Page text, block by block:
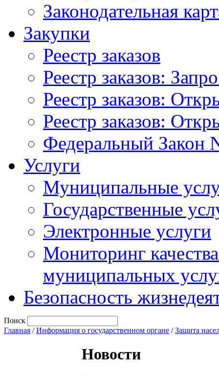
Законодательная
Закупки
Реестр заказов
Реестр заказов:
Реестр заказов:
Реестр заказов:
Федеральный Закон
Услуги
Муниципальные
Государственные
Электронные услуги
Мониторинг
муниципальных
Безопасность
Поиск
Главная /Информация о государственном органе /Защита
Новости